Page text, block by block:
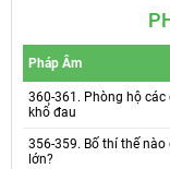
Pháp Âm
360-361. Phòng hộ
khổ đau
356-359. Bố thí thế
lớn?